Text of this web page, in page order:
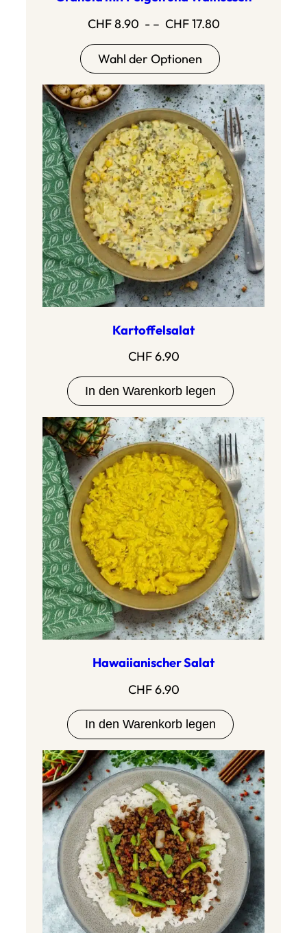
CHF8.90 - – CHF17.80Preisspanne:
8,90
CHF
17,80
Wahl der Optionen
Kartoffelsalat
CHF6.90
In den Warenkorb legen
Hawaiianischer Salat
CHF6.90
In den Warenkorb legen